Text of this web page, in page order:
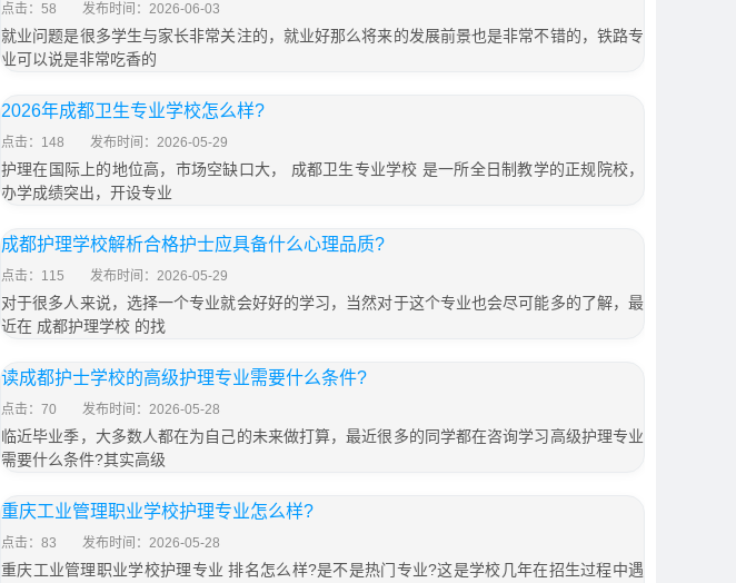
点击：58 发布时间：2026-06-03
就业问题是很多学生与家长非常关注的，就业好那么将来的发展前景也是非常不错的，铁路专
业可以说是非常吃香的
2026年成都卫生专业学校怎么样?
点击：148 发布时间：2026-05-29
护理在国际上的地位高，市场空缺口大， 成都卫生专业学校 是一所全日制教学的正规院校，
办学成绩突出，开设专业
成都护理学校解析合格护士应具备什么心理品质?
点击：115 发布时间：2026-05-29
对于很多人来说，选择一个专业就会好好的学习，当然对于这个专业也会尽可能多的了解，最
近在 成都护理学校 的找
读成都护士学校的高级护理专业需要什么条件?
点击：70 发布时间：2026-05-28
临近毕业季，大多数人都在为自己的未来做打算，最近很多的同学都在咨询学习高级护理专业
需要什么条件?其实高级
重庆工业管理职业学校护理专业怎么样?
点击：83 发布时间：2026-05-28
重庆工业管理职业学校护理专业 排名怎么样?是不是热门专业?这是学校几年在招生过程中遇